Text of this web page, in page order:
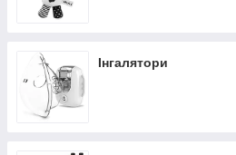
Інгалятори